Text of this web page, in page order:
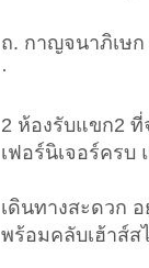
ถ. กาญจนาภิเษก
·
2 ห้องรับแขก2
เฟอร์นิเจอร์ครบ
เดินทางสะดวก
พร้อมคลับเฮ้าส์ส